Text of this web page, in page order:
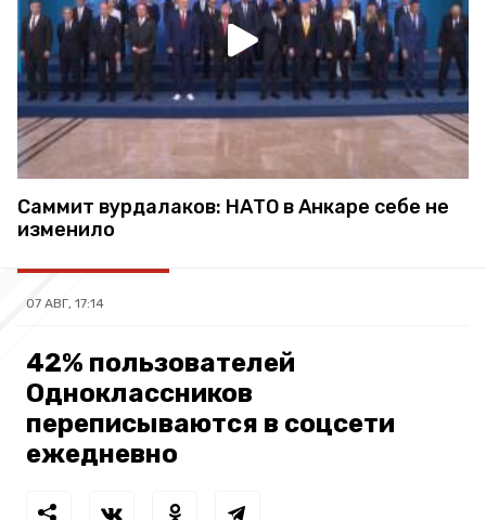
Саммит вурдалаков: НАТО в Анкаре себе не
изменило
07 АВГ, 17:14
42% пользователей
Одноклассников
переписываются в соцсети
ежедневно